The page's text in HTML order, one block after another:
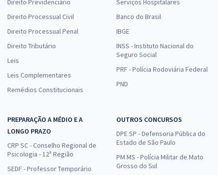
Direito Previdenciário
Direito Processual Civil
Direito Processual Penal
Direito Tributário
Leis
Leis Complementares
Remédios Constitucionais
Serviços Hospitalares
Banco do Brasil
IBGE
INSS - Instituto Nacional do
Seguro Social
PRF - Polícia Rodoviária Federal
PND
PREPARAÇÃO A MÉDIO E A
LONGO PRAZO
CRP SC - Conselho Regional de
Psicologia - 12ª Região
SEDF - Professor Temporário
OUTROS CONCURSOS
DPE SP - Defensoria Pública do
Estado de São Paulo
PM MS - Polícia Militar de Mato
Grosso do Sul